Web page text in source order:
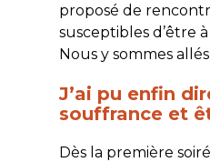
proposé de
susceptibles d’être
Nous y sommes
J’ai pu enfin
souffrance et
Dès la première